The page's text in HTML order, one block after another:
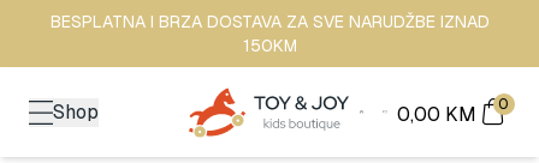
BESPLATNA I BRZA DOSTAVA ZA SVE NARUDŽBE IZNAD
150KM
Shop 0,00 KM 0